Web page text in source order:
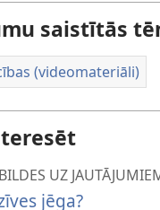
saistītās
(videomateriāli)
UZ
jēga?